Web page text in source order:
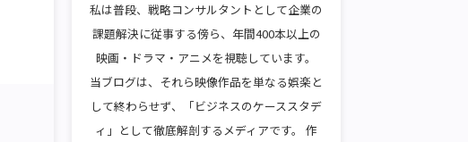
私は普段、戦略コンサルタントとして企業の
課題解決に従事する傍ら、年間400本以上の
映画・ドラマ・アニメを視聴しています。
当ブログは、それら映像作品を単なる娯楽と
して終わらせず、「ビジネスのケーススタデ
ィ」として徹底解剖するメディアです。 作